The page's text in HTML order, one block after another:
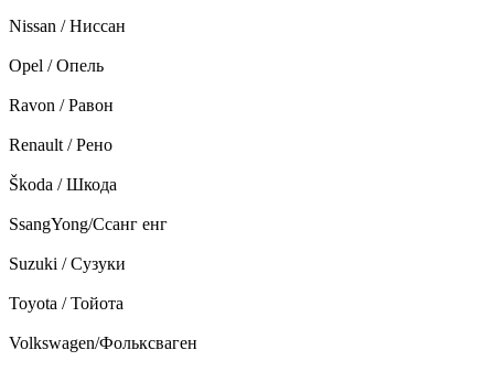
Nissan / Ниссан
Opel / Опель
Ravon / Равон
Renault / Рено
Škoda / Шкода
SsangYong/Ссанг енг
Suzuki / Сузуки
Toyota / Тойота
Volkswagen/Фольксваген